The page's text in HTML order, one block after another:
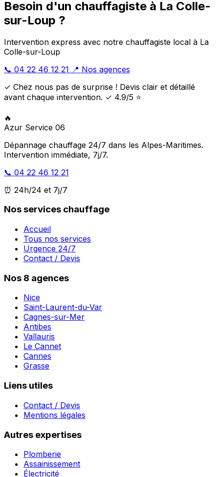
Besoin d'un chauffagiste à La Colle-
sur-Loup ?
Intervention express avec notre chauffagiste local à La
Colle-sur-Loup
📞 04 22 46 12 21 📍 Nos agences
✓ Chez nous pas de surprise ! Devis clair et détaillé
avant chaque intervention. ✓ 4.9/5 ⭐
🔥
Azur Service 06
Dépannage chauffage 24/7 dans les Alpes-Maritimes.
Intervention immédiate, 7j/7.
📞 04 22 46 12 21
⏰ 24h/24 et 7j/7
Nos services chauffage
Accueil
Tous nos services
Urgence 24/7
Contact / Devis
Nos 8 agences
Nice
Saint-Laurent-du-Var
Cagnes-sur-Mer
Antibes
Vallauris
Le Cannet
Cannes
Grasse
Liens utiles
Contact / Devis
Mentions légales
Autres expertises
Plomberie
Assainissement
Électricité